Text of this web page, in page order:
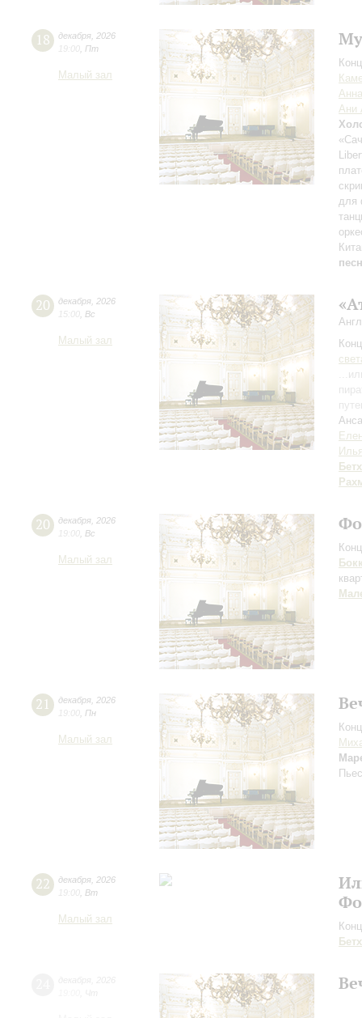
18 декабря 2026
19:00 Пт
Малый зал
Ани
для
20 декабря 2026
15:00 Вс
Малый зал
20 декабря 2026
19:00 Вс
Малый зал
21 декабря 2026
19:00 Пн
Малый зал
22 декабря 2026
19:00 Вт
Малый зал